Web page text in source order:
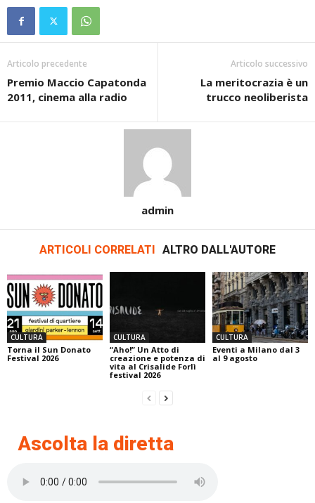
Articolo precedente
Premio Maccio Capatonda
2011, cinema alla radio
Articolo successivo
La meritocrazia è un
trucco neoliberista
admin
ARTICOLI CORRELATI ALTRO DALL'AUTORE
CULTURA
Torna il Sun Donato
Festival 2026
CULTURA
“Aho!” Un Atto di
creazione e potenza di
vita al Crisalide Forlì
festival 2026
CULTURA
Eventi a Milano dal 3
al 9 agosto
Ascolta la diretta